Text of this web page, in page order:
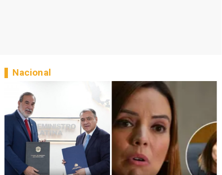
Nacional